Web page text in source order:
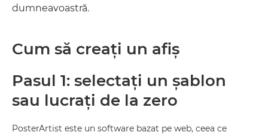
dumneavoastră.
Cum să creaţi un afiş
Pasul 1: selectaţi un şablon
sau lucraţi de la zero
PosterArtist este un software bazat pe web, ceea ce